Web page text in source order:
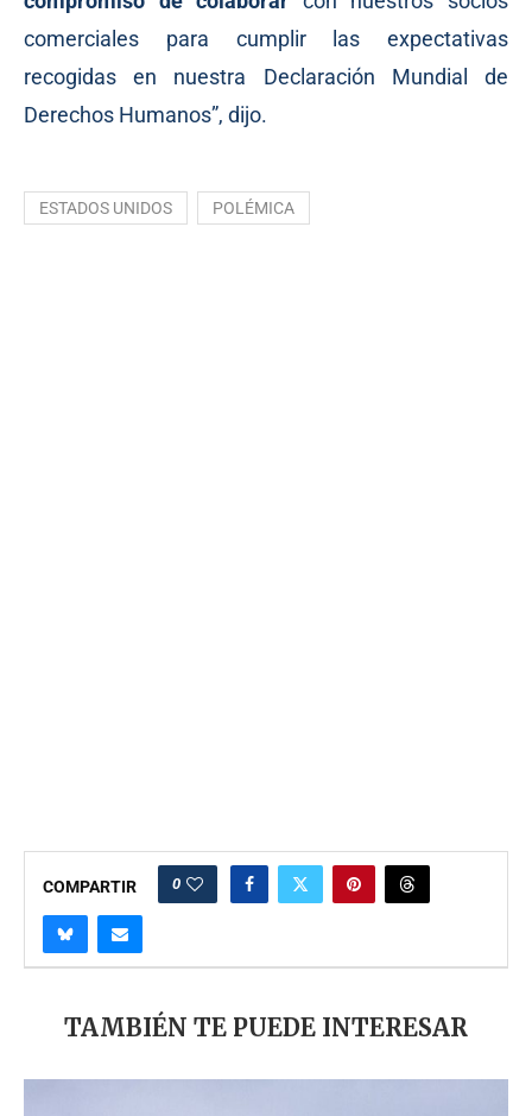
comerciales para cumplir las expectativas
recogidas en nuestra Declaración Mundial de
Derechos Humanos”, dijo.
ESTADOS UNIDOS POLÉMICA
COMPARTIR 0
TAMBIÉN TE PUEDE INTERESAR